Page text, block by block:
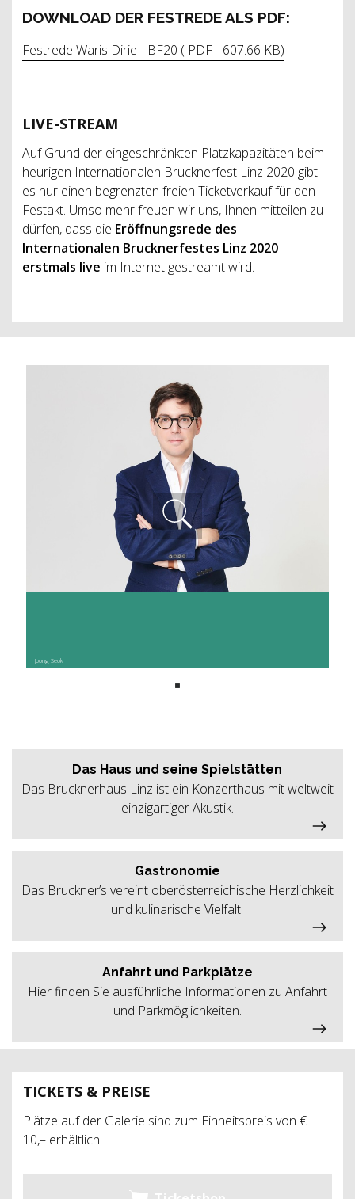
DOWNLOAD DER FESTREDE ALS PDF:
Festrede Waris Dirie - BF20 ( PDF |607.66 KB)
LIVE-STREAM
Auf Grund der eingeschränkten Platzkapazitäten beim
heurigen Internationalen Brucknerfest Linz 2020 gibt
es nur einen begrenzten freien Ticketverkauf für den
Festakt. Umso mehr freuen wir uns, Ihnen mitteilen zu
dürfen, dass die Eröffnungsrede des
Internationalen Brucknerfestes Linz 2020
erstmals live im Internet gestreamt wird.
TICKETS & PREISE
Plätze auf der Galerie sind zum Einheitspreis von €
10,– erhältlich.
Joong Seok
Das Haus und seine Spielstätten
Das Brucknerhaus Linz ist ein Konzerthaus mit weltweit
einzigartiger Akustik.
Gastronomie
Das Bruckner’s vereint oberösterreichische Herzlichkeit
und kulinarische Vielfalt.
Anfahrt und Parkplätze
Hier finden Sie ausführliche Informationen zu Anfahrt
und Parkmöglichkeiten.